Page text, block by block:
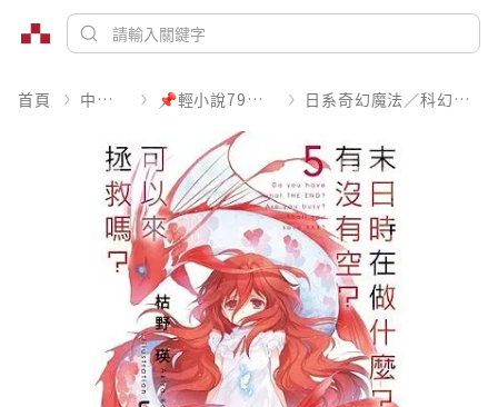
首頁 中文書 📌輕小說79折起 日系奇幻魔法／科幻冒險